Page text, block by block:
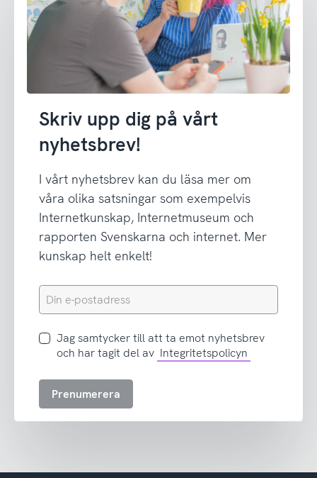
Skriv upp dig på vårt
nyhetsbrev!
I vårt nyhetsbrev kan du läsa mer om
våra olika satsningar som exempelvis
Internetkunskap, Internetmuseum och
rapporten Svenskarna och internet. Mer
kunskap helt enkelt!
Din
e-
Jag
samtycker
att
Jag samtycker till att ta emot nyhetsbrev
och har tagit del av Integritetspolicyn
Prenumerera